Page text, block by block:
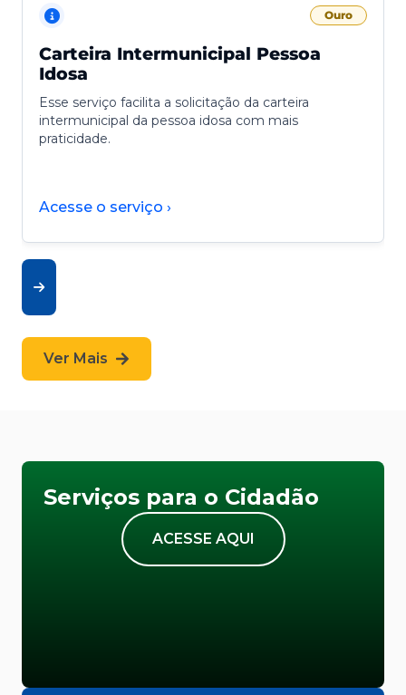
Ouro
Carteira Intermunicipal Pessoa
Idosa
Esse serviço facilita a solicitação da carteira
intermunicipal da pessoa idosa com mais
praticidade.
Acesse o serviço ›
Ver Mais
Serviços para o Cidadão
ACESSE AQUI